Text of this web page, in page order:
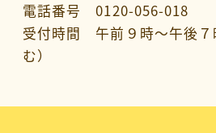
電話番号 0120-056-018
受付時間 午前９時～午後７
む）